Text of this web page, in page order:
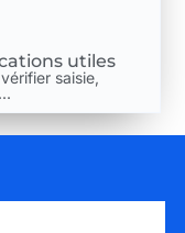
utiles
saisie,